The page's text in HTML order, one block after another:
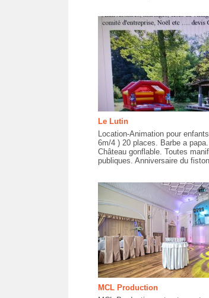
Le Lutin
Location-Animation pour
6m/4 ) 20 places. Barbe a
Château gonflable. Toutes
publiques. Anniversaire du
MCL Production